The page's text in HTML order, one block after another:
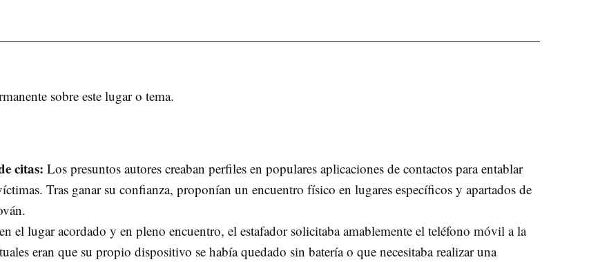
sobre este lugar o tema.
citas: Los presuntos autores creaban perfiles en populares aplicaciones de contactos para entablar
Tras ganar su confianza, proponían un encuentro físico en lugares específicos y apartados de
el lugar acordado y en pleno encuentro, el estafador solicitaba amablemente el teléfono móvil a la
eran que su propio dispositivo se había quedado sin batería o que necesitaba realizar una